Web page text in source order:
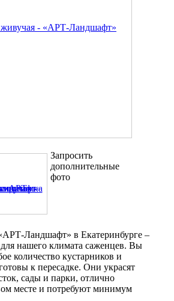
Запросить
дополнительные
фото
Ландшафт» в Екатеринбурге –
нашего климата саженцев. Вы
количество кустарников и
к пересадке. Они украсят
сады и парки, отлично
месте и потребуют минимум